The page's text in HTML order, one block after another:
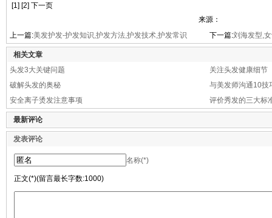
[1] [2] 下一页
来源：
上一篇:美发护发-护发知识,护发方法,护发技术,护发常识 下一篇:刘海发型,
相关文章
头发3大关键问题
关注头发健康细节
破解头发的奥秘
与美发师沟通10技
安全离子烫发注意事项
评价秀发的三大标
最新评论
发表评论
名称(*)
正文(*)(留言最长字数:1000)